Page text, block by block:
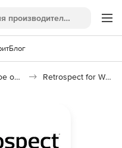
Блог
Программное обеспечение для резервного копирования Retrospect for Windows